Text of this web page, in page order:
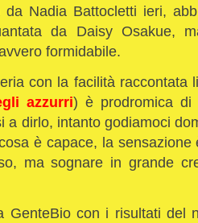
da Nadia Battocletti ieri,
da Daisy Osakue,
formidabile.
con la facilità raccontata
azzurri) è prodromica di
a dirlo, intanto godiamoci
è capace, la
ma sognare in grande
GenteBio con i risultati del